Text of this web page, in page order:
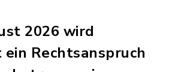
2026 wird
Rechtsanspruch